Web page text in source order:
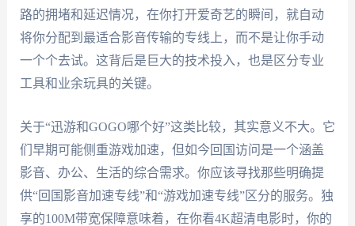
路的拥堵和延迟情况，在你打开爱奇艺的瞬间，就自动
将你分配到最适合影音传输的专线上，而不是让你手动
一个个去试。这背后是巨大的技术投入，也是区分专业
工具和业余玩具的关键。
关于“迅游和GOGO哪个好”这类比较，其实意义不大。它
们早期可能侧重游戏加速，但如今回国访问是一个涵盖
影音、办公、生活的综合需求。你应该寻找那些明确提
供“回国影音加速专线”和“游戏加速专线”区分的服务。独
享的100M带宽保障意味着，在你看4K超清电影时，你的